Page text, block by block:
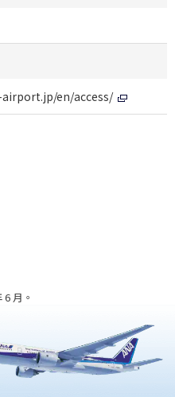
en/access/
月。